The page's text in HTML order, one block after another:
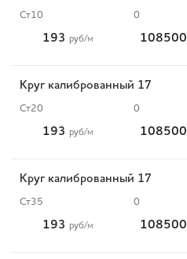
Ст10 0
193 руб/м 108500
Круг калиброванный 17
Ст20 0
193 руб/м 108500
Круг калиброванный 17
Ст35 0
193 руб/м 108500